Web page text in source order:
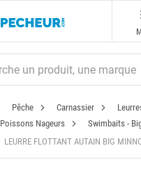
Pêche Carnassier
Poissons Nageurs
Swimbaits -
LEURRE FLOTTANT AUTAIN BIG